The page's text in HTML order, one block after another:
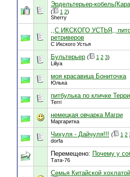
Эрдельтерьер-
( 1 2)
Sherry
,,С ИКСКОГО УСТЬЯ,,
ретриверов
С Икского Устья
Бультерьер ( 1 2 3)
Liliya
моя красавица Бониточка
Юлька
питбулька по кличке Терри
Terri
немецкая овчарка Магри
Маргаритка
Чихуля - Дайчуля!!! ( 1 2
dorfa
Перемещено: Почему у
Тата-76
Семья Китайской